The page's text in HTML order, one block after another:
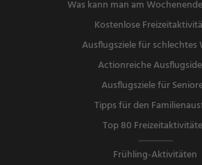
Was kann man am
Kostenlose
Ausflugsziele für schlechtes
Actionreiche
Ausflugsziele für
Tipps für den
Top 80
Frühling-Aktivitäten